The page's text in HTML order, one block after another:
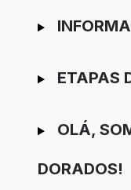
ETAPAS
OLÁ,
DORADOS!